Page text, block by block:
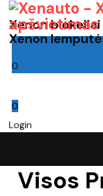
Xenon
Xenon
0
0
Login
Visos